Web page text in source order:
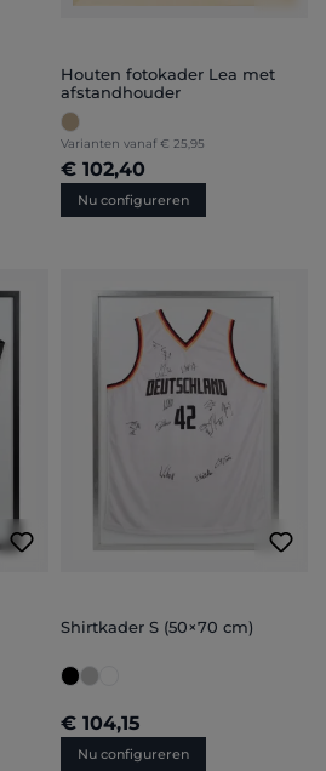
Houten fotokader Lea met
afstandhouder
Varianten vanaf € 25,95
€ 102,40
Nu configureren
Shirtkader S (50×70 cm)
€ 104,15
Nu configureren